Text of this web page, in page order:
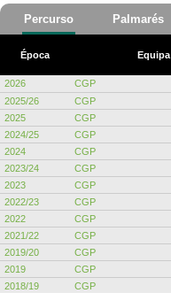
Percurso Palmarés
Época Equipa
2026 CGP
2025/26
CGP
2025
CGP
2024/25
CGP
2024
CGP
2023/24
CGP
2023
CGP
2022/23
CGP
2022
CGP
2021/22
CGP
2019/20
CGP
2019
CGP
2018/19
CGP